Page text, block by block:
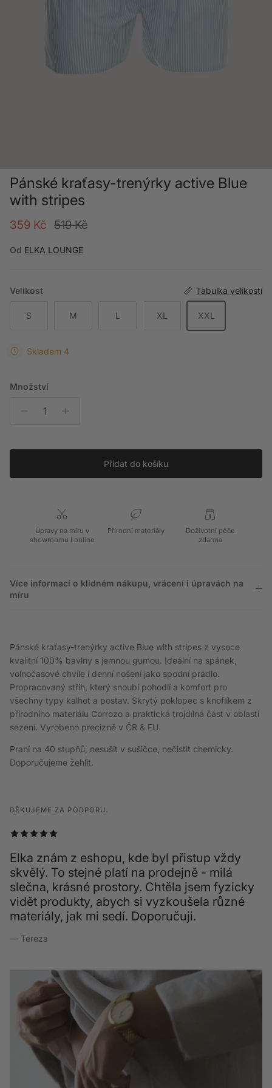
Pánské kraťasy-trenýrky active Blue
with stripes
Akční cena
359 Kč Běžná cena
519 Kč
Od ELKA LOUNGE
Velikost Tabulka velikostí
S M L XL XXL
Skladem 4
Množství
Přidat do košíku
Úpravy na míru v
showroomu i online
Přírodní materiály
Doživotní péče
zdarma
Více informací o klidném nákupu, vrácení i úpravách na
míru
Pánské kraťasy-trenýrky active Blue with stripes z vysoce
kvalitní 100% bavlny s jemnou gumou. Ideální na spánek,
volnočasové chvíle i denní nošení jako spodní prádlo.
Propracovaný střih, který snoubí pohodlí a komfort pro
všechny typy kalhot a postav. Skrytý poklopec s knoflíkem z
přírodního materiálu Corrozo a praktická trojdílná část v oblasti
sezení. Vyrobeno precizně v ČR & EU.
Praní na 40 stupňů, nesušit v sušičce, nečistit chemicky.
Doporučujeme žehlit.
DĚKUJEME ZA PODPORU.
Elka znám z eshopu, kde byl přistup vždy
skvělý. To stejné platí na prodejně - milá
slečna, krásné prostory. Chtěla jsem fyzicky
vidět produkty, abych si vyzkoušela různé
materiály, jak mi sedí. Doporučuji.
— Tereza